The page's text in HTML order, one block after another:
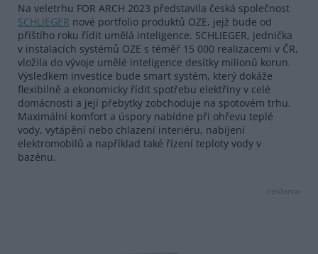
Na veletrhu FOR ARCH 2023 představila česká společnost
SCHLIEGER nové portfolio produktů OZE, jejž bude od
příštího roku řídit umělá inteligence. SCHLIEGER, jednička
v instalacích systémů OZE s téměř 15 000 realizacemi v ČR,
vložila do vývoje umělé inteligence desítky milionů korun.
Výsledkem investice bude smart systém, který dokáže
flexibilně a ekonomicky řídit spotřebu elektřiny v celé
domácnosti a její přebytky zobchoduje na spotovém trhu.
Maximální komfort a úspory nabídne při ohřevu teplé
vody, vytápění nebo chlazení interiéru, nabíjení
elektromobilů a například také řízení teploty vody v
bazénu.
reklama